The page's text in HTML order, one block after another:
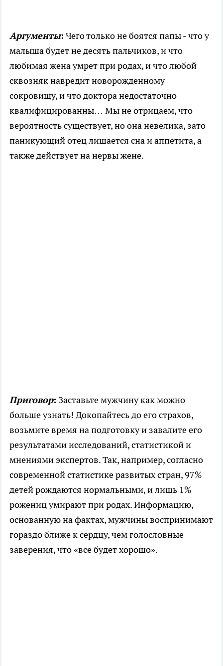
Аргументы: Чего только не боятся папы - что у
малыша будет не десять пальчиков, и что
любимая жена умрет при родах, и что любой
сквозняк навредит новорожденному
сокровищу, и что доктора недостаточно
квалифицированны… Мы не отрицаем, что
вероятность существует, но она невелика, зато
паникующий отец лишается сна и аппетита, а
также действует на нервы жене.
Приговор: Заставьте мужчину как можно
больше узнать! Докопайтесь до его страхов,
возьмите время на подготовку и завалите его
результатами исследований, статистикой и
мнениями экспертов. Так, например, согласно
современной статистике развитых стран, 97%
детей рождаются нормальными, и лишь 1%
рожениц умирают при родах. Информацию,
основанную на фактах, мужчины воспринимают
гораздо ближе к сердцу, чем голословные
заверения, что «все будет хорошо».